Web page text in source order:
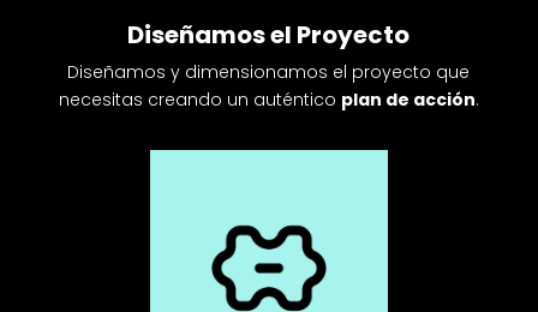
Diseñamos el Proyecto
Diseñamos y dimensionamos el proyecto que
necesitas creando un auténtico plan de acción.